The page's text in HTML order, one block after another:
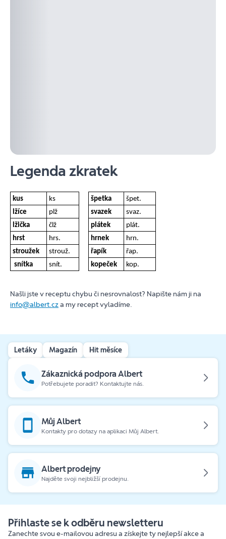
Legenda zkratek
kus ks špetka
špet.
lžíce
plž svazek
svaz.
lžička
člž plátek
plát.
hrst
hrs. hrnek
hrn.
stroužek
strouž. řapík
řap.
snítka
snít. kopeček kop.
Našli jste v receptu chybu či nesrovnalost? Napište nám ji na
info@albert.cza my recept vyladíme.
Letáky Magazín Hit měsíce
Zákaznická podpora Albert
Potřebujete poradit? Kontaktujte nás.
Můj Albert
Kontakty pro dotazy na aplikaci Můj Albert.
Albert prodejny
Najděte svoji nejbližší prodejnu.
Přihlaste se k odběru newsletteru
Zanechte svou e-mailovou adresu a získejte ty nejlepší akce a